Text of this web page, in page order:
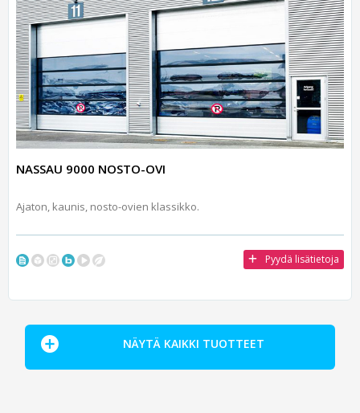
NASSAU 9000 NOSTO-OVI
Ajaton, kaunis, nosto-ovien klassikko.
Pyydä lisätietoja
NÄYTÄ KAIKKI TUOTTEET